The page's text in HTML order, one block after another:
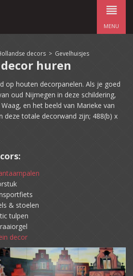
MENU
decors > Gevelhuisjes
huren
op houten decorpanelen. Als je goed
oud Nijmegen in deze schildering,
en het beeld van Marieke van
deze totale decorwand zijn; 488(b) x
& stoelen
tulpen
decor